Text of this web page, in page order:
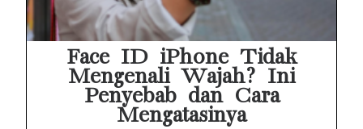
Face ID iPhone Tidak
Mengenali Wajah? Ini
Penyebab dan Cara
Mengatasinya